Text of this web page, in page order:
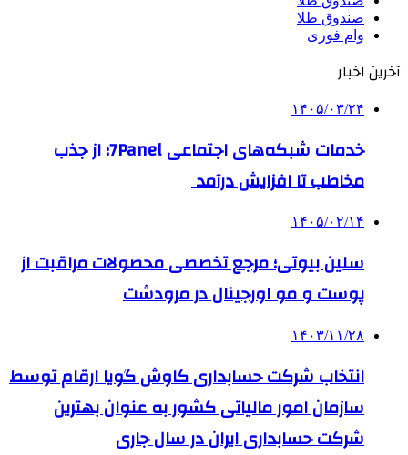
صندوق طلا
وام فوری
آخرین اخبار
۱۴۰۵/۰۳/۲۴
خدمات شبکه‌های اجتماعی 7Panel؛ از جذب
مخاطب تا افزایش درآمد
۱۴۰۵/۰۲/۱۴
سلین بیوتی؛ مرجع تخصصی محصولات مراقبت از
پوست و مو اورجینال در مرودشت
۱۴۰۳/۱۱/۲۸
انتخاب شرکت حسابداری کاوش گویا ارقام توسط
سازمان امور مالیاتی کشور به عنوان بهترین
شرکت حسابداری ایران در سال جاری